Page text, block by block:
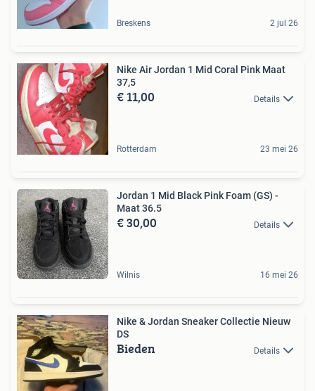
Breskens 2 jul 26
Nike Air Jordan 1 Mid Coral Pink Maat
37,5
€ 11,00 Details
Rotterdam 23 mei 26
Jordan 1 Mid Black Pink Foam (GS) -
Maat 36.5
€ 30,00 Details
Wilnis 16 mei 26
Nike & Jordan Sneaker Collectie Nieuw
DS
Bieden Details